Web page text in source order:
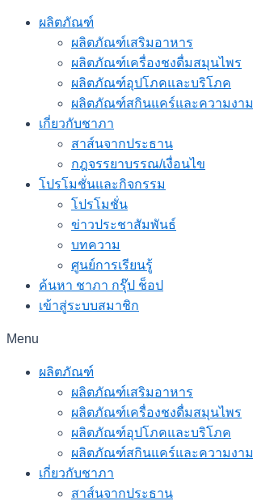
ผลิตภัณฑ์
ผลิตภัณฑ์เสริมอาหาร
ผลิตภัณฑ์เครื่องชงดื่มสมุนไพร
ผลิตภัณฑ์อุปโภคและบริโภค
ผลิตภัณฑ์สกินแคร์และความงาม
เกี่ยวกับชาภา
สาส์นจากประธาน
กฎจรรยาบรรณ/เงื่อนไข
โปรโมชั่นและกิจกรรม
โปรโมชั่น
ข่าวประชาสัมพันธ์
บทความ
ศูนย์การเรียนรู้
ค้นหา ชาภา กรุ๊ป ช็อป
เข้าสู่ระบบสมาชิก
Menu
ผลิตภัณฑ์
ผลิตภัณฑ์เสริมอาหาร
ผลิตภัณฑ์เครื่องชงดื่มสมุนไพร
ผลิตภัณฑ์อุปโภคและบริโภค
ผลิตภัณฑ์สกินแคร์และความงาม
เกี่ยวกับชาภา
สาส์นจากประธาน